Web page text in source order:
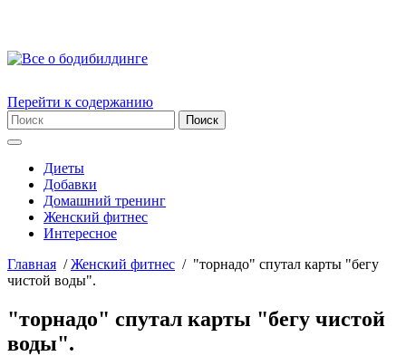
Перейти к содержанию
Диеты
Добавки
Домашний тренинг
Женский фитнес
Интересное
Главная /Женский фитнес / "торнадо" спутал карты "бегу
чистой воды".
"торнадо" спутал карты "бегу чистой
воды".